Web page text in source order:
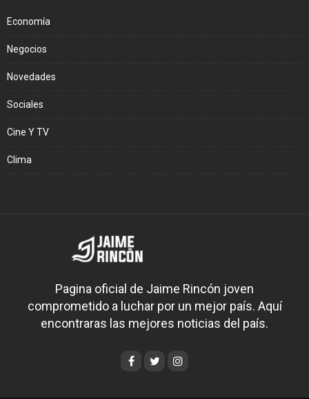
Economía
Negocios
Novedades
Sociales
Cine Y TV
Clima
Pagina oficial de Jaime Rincón joven
comprometido a luchar por un mejor país. Aquí
encontraras las mejores noticias del país.